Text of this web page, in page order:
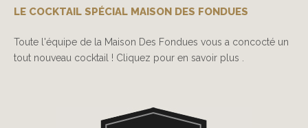
LE COCKTAIL SPÉCIAL MAISON DES FONDUES
Toute l'équipe de la Maison Des Fondues vous a concocté un
tout nouveau cocktail ! Cliquez pour en savoir plus .